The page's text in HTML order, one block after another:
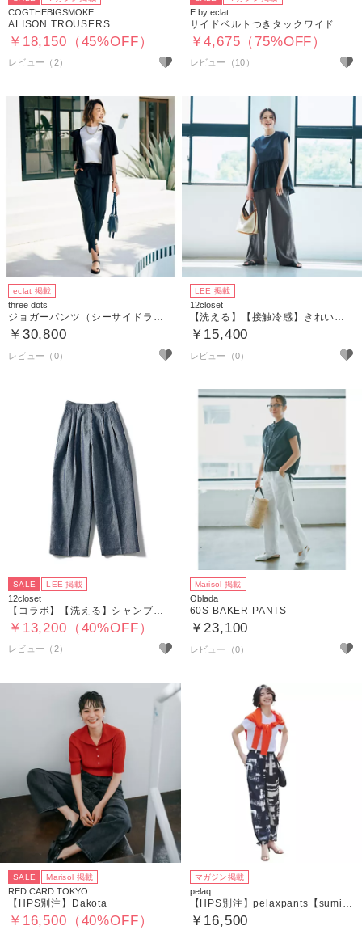
COGTHEBIGSMOKE
ALISON TROUSERS
￥18,150（45%OFF）
レビュー（2）
E by eclat
￥4,675（75%OFF）
レビュー（10）
eclat 掲載
three dots
ジョガーパンツ（シーサイドライン）
￥30,800
LEE 掲載
12closet
【洗える】【接触冷感】きれいめサイドラインパンツ
￥15,400
SALE LEE 掲載
12closet
￥13,200（40%OFF）
レビュー（2）
Marisol 掲載
Oblada
60S BAKER PANTS
￥23,100
SALE Marisol 掲載
RED CARD TOKYO
【HPS別注】Dakota
￥16,500（40%OFF）
マガジン掲載
pelaq
【HPS別注】pelaxpants【sumie－white】ペチコート付
￥16,500